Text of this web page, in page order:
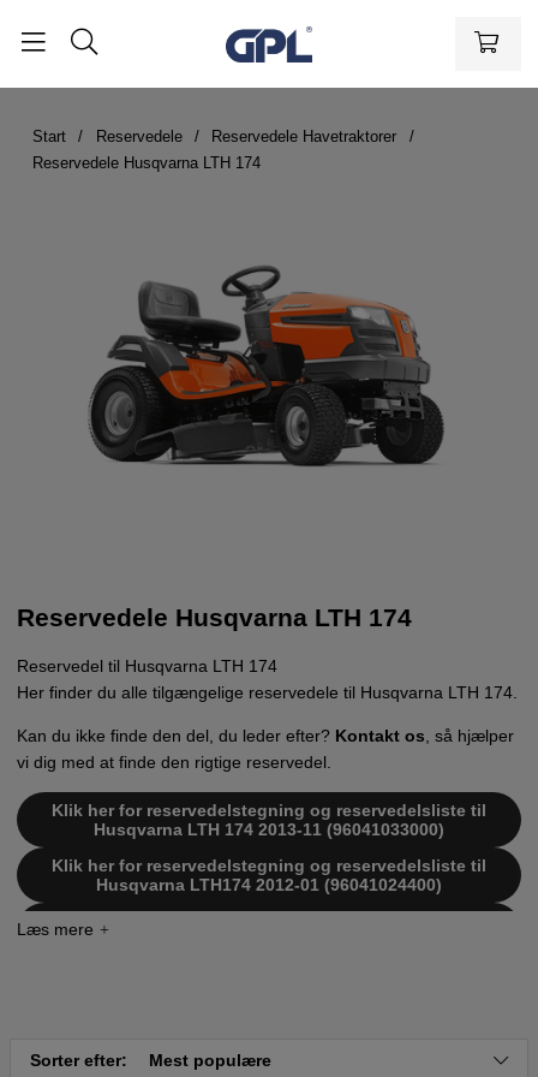
Start Reservedele
Reservedele Havetraktorer
Reservedele Husqvarna LTH 174
Reservedele Husqvarna LTH 174
Reservedel til Husqvarna LTH 174
Her finder du alle tilgængelige reservedele til Husqvarna LTH 174.
Kan du ikke finde den del, du leder efter? Kontakt os , så hjælper
vi dig med at finde den rigtige reservedel.
Klik her for reservedelstegning og reservedelsliste til
Husqvarna LTH 174 2013-11 (96041033000)
Klik her for reservedelstegning og reservedelsliste til
Husqvarna LTH174 2012-01 (96041024400)
Husqvarna LTH174 2012-08 (96041024401)
Husqvarna LTH174 2012-01 (96041024500)
Sorter efter: Mest populære